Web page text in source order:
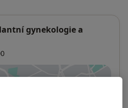
gynekologie a